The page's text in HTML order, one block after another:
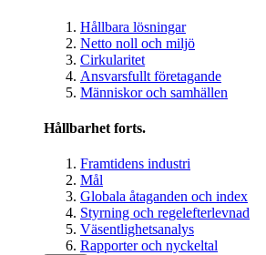
Hållbara lösningar
Netto noll och miljö
Cirkularitet
Ansvarsfullt företagande
Människor och samhällen
Hållbarhet forts.
Framtidens industri
Mål
Globala åtaganden och index
Styrning och regelefterlevnad
Väsentlighetsanalys
Rapporter och nyckeltal